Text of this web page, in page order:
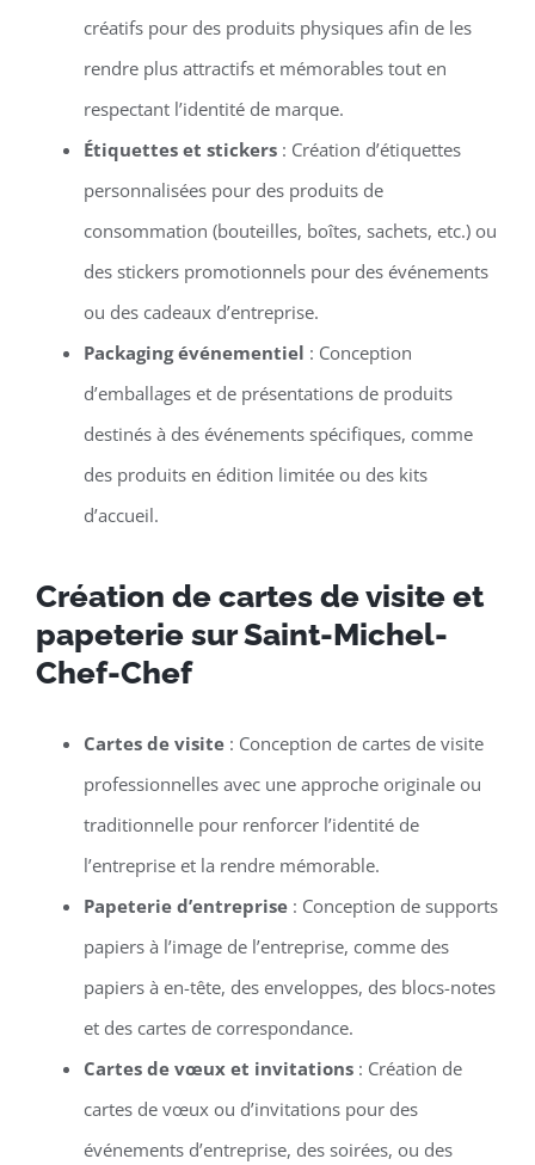
créatifs pour des produits physiques afin de les
rendre plus attractifs et mémorables tout en
respectant l’identité de marque.
Étiquettes et stickers: Création d’étiquettes
personnalisées pour des produits de
consommation (bouteilles, boîtes, sachets, etc.) ou
des stickers promotionnels pour des événements
ou des cadeaux d’entreprise.
Packaging événementiel : Conception
d’emballages et de présentations de produits
destinés à des événements spécifiques, comme
des produits en édition limitée ou des kits
d’accueil.
Création de cartes de visite et
papeterie sur Saint-Michel-
Chef-Chef
Cartes de visite: Conception de cartes de visite
professionnelles avec une approche originale ou
traditionnelle pour renforcer l’identité de
l’entreprise et la rendre mémorable.
Papeterie d’entreprise: Conception de supports
papiers à l’image de l’entreprise, comme des
papiers à en-tête, des enveloppes, des blocs-notes
et des cartes de correspondance.
Cartes de vœux et invitations: Création de
cartes de vœux ou d’invitations pour des
événements d’entreprise, des soirées, ou des